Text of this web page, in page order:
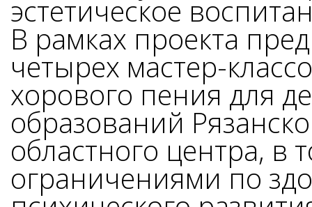
эстетическое
В рамках проекта
четырех мастер-
хорового пения для
образований
областного центра, в
ограничениями по